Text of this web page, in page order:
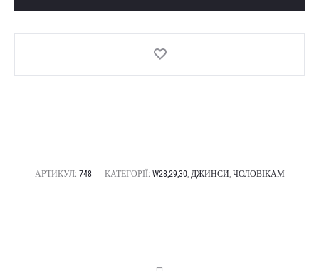
АРТИКУЛ: 748 КАТЕГОРІЇ: W28,29,30, ДЖИНСИ, ЧОЛОВІКАМ
SHARE